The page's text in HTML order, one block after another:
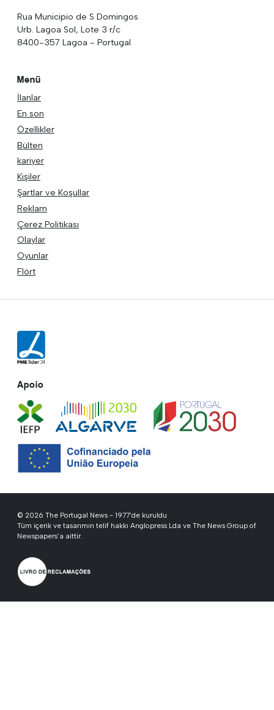
Rua Municipio de S Domingos
Urb. Lagoa Sol, Lote 3 r/c
8400-357 Lagoa - Portugal
Menü
İlanlar
En son
Özellikler
Bülten
kariyer
Kişiler
Şartlar ve Koşullar
Reklam
Çerez Politikası
Olaylar
Oyunlar
Flört
Apoio
© 2026 The Portugal News - 1977'de kuruldu
Tüm içerik ve tasarımın telif hakkı Anglopress Lda ve The News Group of
Newspapers'a aittir.